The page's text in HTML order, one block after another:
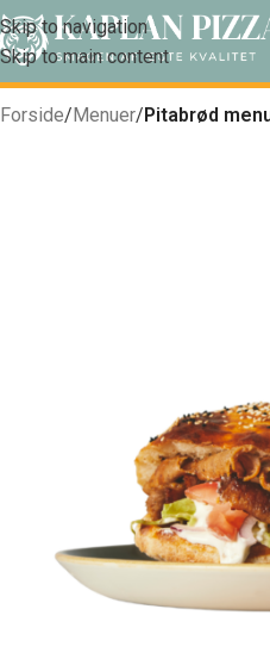
Skip to navigation
Skip to main content
Forside/Menuer/Pitabrød